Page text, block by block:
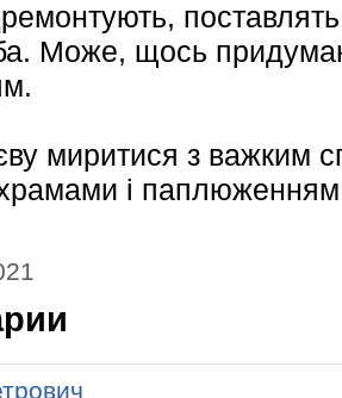
Може, щось
миритися з важким
і паплюженням